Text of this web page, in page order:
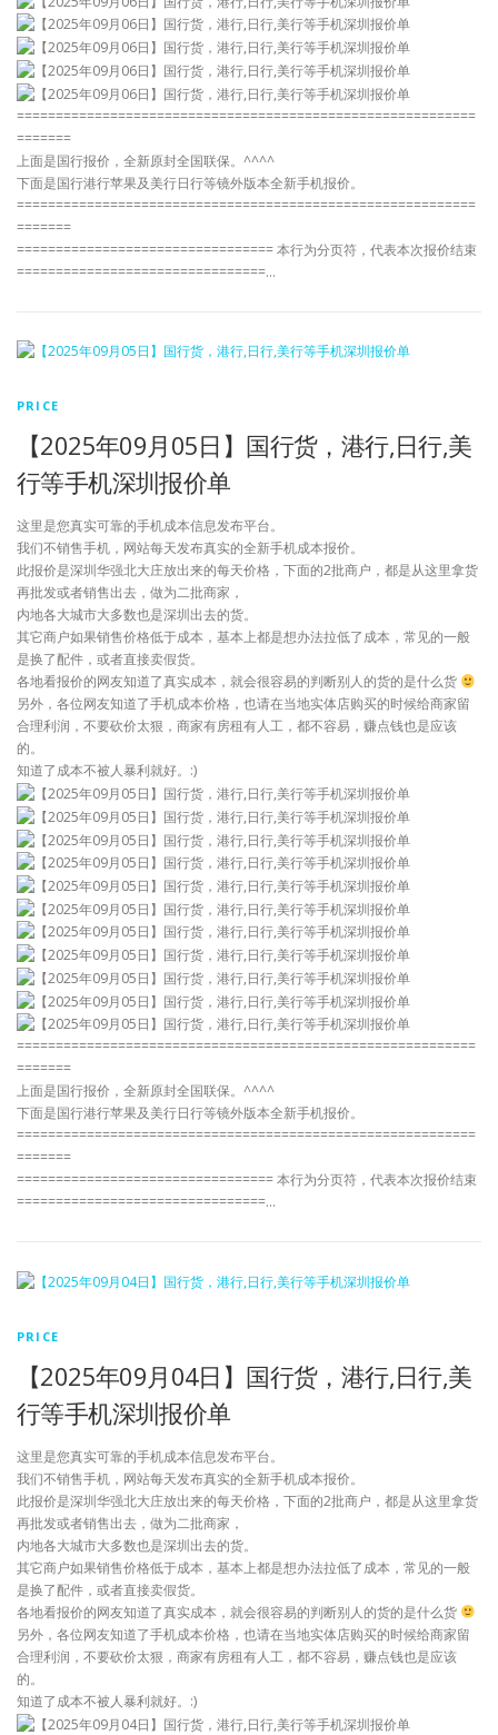
===========================================================
=======
上面是国行报价，全新原封全国联保。^^^^
下面是国行港行苹果及美行日行等镜外版本全新手机报价。
===========================================================
=======
================================= 本行为分页符，代表本次报价结束
================================…
PRICE
【2025年09月05日】国行货，港行,日行,美
行等手机深圳报价单
这里是您真实可靠的手机成本信息发布平台。
我们不销售手机，网站每天发布真实的全新手机成本报价。
此报价是深圳华强北大庄放出来的每天价格，下面的2批商户，都是从这里拿货
再批发或者销售出去，做为二批商家，
内地各大城市大多数也是深圳出去的货。
其它商户如果销售价格低于成本，基本上都是想办法拉低了成本，常见的一般
是换了配件，或者直接卖假货。
各地看报价的网友知道了真实成本，就会很容易的判断别人的货的是什么货
另外，各位网友知道了手机成本价格，也请在当地实体店购买的时候给商家留
合理利润，不要砍价太狠，商家有房租有人工，都不容易，赚点钱也是应该
的。
知道了成本不被人暴利就好。:)
===========================================================
=======
上面是国行报价，全新原封全国联保。^^^^
下面是国行港行苹果及美行日行等镜外版本全新手机报价。
===========================================================
=======
================================= 本行为分页符，代表本次报价结束
================================…
PRICE
【2025年09月04日】国行货，港行,日行,美
行等手机深圳报价单
这里是您真实可靠的手机成本信息发布平台。
我们不销售手机，网站每天发布真实的全新手机成本报价。
此报价是深圳华强北大庄放出来的每天价格，下面的2批商户，都是从这里拿货
再批发或者销售出去，做为二批商家，
内地各大城市大多数也是深圳出去的货。
其它商户如果销售价格低于成本，基本上都是想办法拉低了成本，常见的一般
是换了配件，或者直接卖假货。
各地看报价的网友知道了真实成本，就会很容易的判断别人的货的是什么货
另外，各位网友知道了手机成本价格，也请在当地实体店购买的时候给商家留
合理利润，不要砍价太狠，商家有房租有人工，都不容易，赚点钱也是应该
的。
知道了成本不被人暴利就好。:)